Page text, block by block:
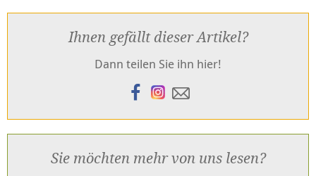
Ihnen gefällt dieser Artikel?
Dann teilen Sie ihn hier!
Sie möchten mehr von uns lesen?